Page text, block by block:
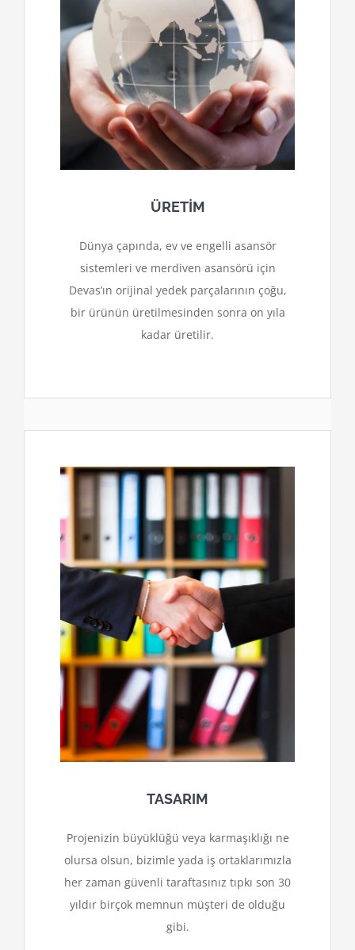
ÜRETİM
Dünya çapında, ev ve engelli asansör
sistemleri ve merdiven asansörü için
Devas’ın orijinal yedek parçalarının çoğu,
bir ürünün üretilmesinden sonra on yıla
kadar üretilir.
TASARIM
Projenizin büyüklüğü veya karmaşıklığı ne
olursa olsun, bizimle yada iş ortaklarımızla
her zaman güvenli taraftasınız tıpkı son 30
yıldır birçok memnun müşteri de olduğu
gibi.